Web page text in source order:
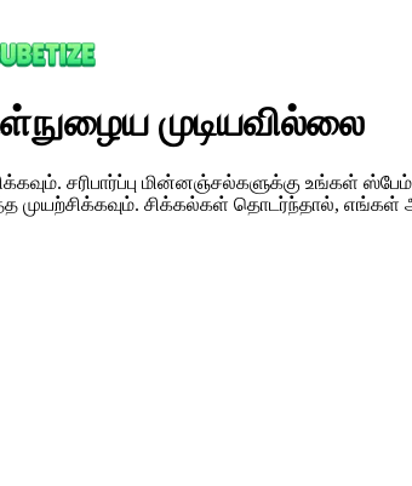
முடியவில்லை
சரிபார்ப்பு மின்னஞ்சல்களுக்கு உங்கள்
முயற்சிக்கவும். சிக்கல்கள் தொடர்ந்தால், எங்கள்